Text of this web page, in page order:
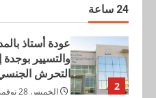
إبراهيمي
ومسار
وفاء
لحي
الرامي
2
24 ساعة
1 الإثنين 16 ديسمبر 2024
2
عودة أستاذ
والتسيير
التحرش
الخميس 28 نوفمبر 2024